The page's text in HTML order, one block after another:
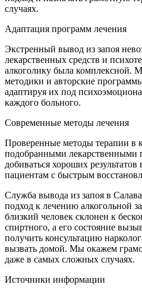
случаях.
Адаптация программ лечения
Экстренный вывод из запоя
лекарственных средств и
алкоголику была комплексной.
методики и авторские
адаптируя их под
каждого больного.
Современные методы лечения
Проверенные методы терапии в
подобранными лекарственными
добиваться хороших
пациентам с быстрым
Служба вывода из запоя в
подход к лечению алкогольной
близкий человек склонен к
спиртного, а его состояние
получить консультацию
вызвать домой. Мы окажем
даже в самых сложных случаях.
Источники информации